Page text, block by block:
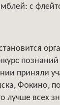
с
приняли
Фокино,
лучше всех